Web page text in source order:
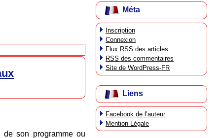
de son programme ou
Méta
Inscription
Connexion
Flux RSS des articles
RSS des commentaires
Site de WordPress-FR
Liens
Facebook de l’auteur
Mention Légale